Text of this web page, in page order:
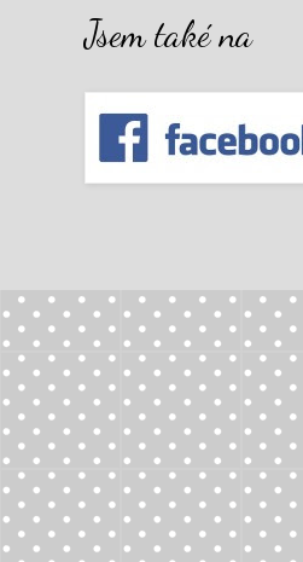
Jsem také na